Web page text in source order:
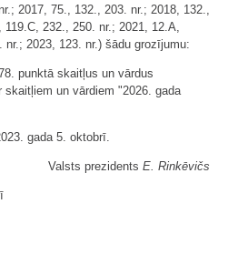
2017, 75., 132., 203. nr.; 2018, 132.,
232., 250. nr.; 2021, 12.A,
2023, 123. nr.) šādu grozījumu:
punktā skaitļus un vārdus
un vārdiem "2026. gada
gada 5. oktobrī.
Valsts prezidents E. Rinkēvičs